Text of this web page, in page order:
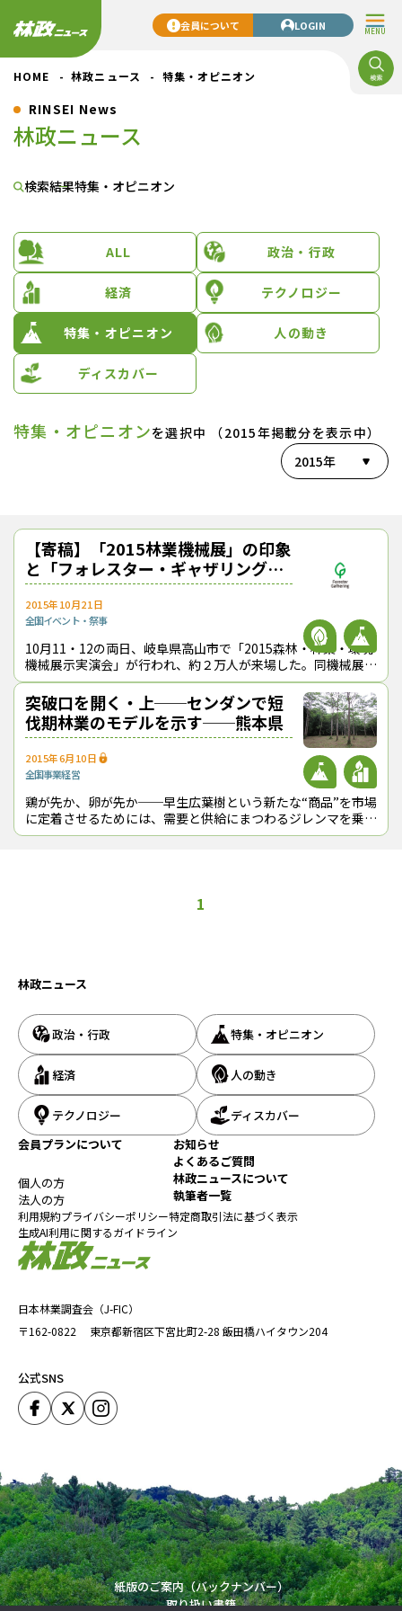
MENU
会員について LOGIN
HOME 林政ニュース 特集・オピニオン
RINSEI News
林政ニュース
検索結果特集・オピニオン
ALL 政治・行政
経済 テクノロジー
特集・オピニオン 人の動き
ディスカバー
特集・オピニオンを選択中 （2015年掲載分を表示中）
2015年
【寄稿】「2015林業機械展」の印象
と「フォレスター・ギャザリング」
初開催の狙い
2015年10月21日
全国イベント・祭事
10月11・12の両日、岐阜県高山市で「2015森林・林業・環境
機械展示実演会」が行われ、約２万人が来場した。同機械展に
参加し、自主企画イベント「フォレスター・ギャザリング」を
初開催した相川高信氏（三
突破口を開く・上──センダンで短
伐期林業のモデルを示す──熊本県
2015年6月10日
全国事業経営
鶏が先か、卵が先か──早生広葉樹という新たな“商品”を市場
に定着させるためには、需要と供給にまつわるジレンマを乗り
越える“突破力”が必要だ。その先駆けとなる挑戦が九州で始ま
1
日本林業調査会（J-FIC）
〒162-0822
東京都新宿区下宮比町2-28 飯田橋ハイタウン204
公式SNS
林政ニュース
政治・行政 特集・オピニオン
経済 人の動き
テクノロジー
ディスカバー
会員プランについて
個人の方
法人の方
お知らせ
よくあるご質問
林政ニュースについて
執筆者一覧
利用規約プライバシーポリシー特定商取引法に基づく表示
生成AI利用に関するガイドライン
紙版のご案内（バックナンバー）
取り扱い書籍